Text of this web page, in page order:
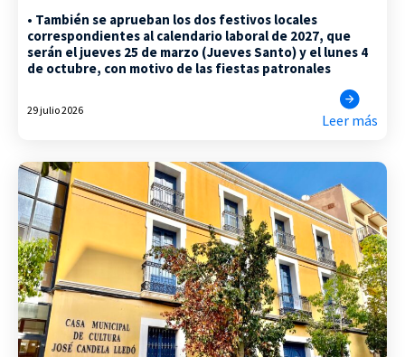
• También se aprueban los dos festivos locales
correspondientes al calendario laboral de 2027, que
serán el jueves 25 de marzo (Jueves Santo) y el lunes 4
de octubre, con motivo de las fiestas patronales
29 julio 2026
Leer más